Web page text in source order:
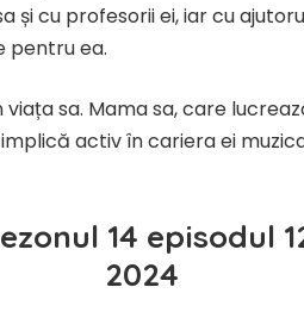
și cu profesorii ei, iar cu
pentru ea.
sa. Mama sa, care
activ în cariera ei
14 episodul
2024